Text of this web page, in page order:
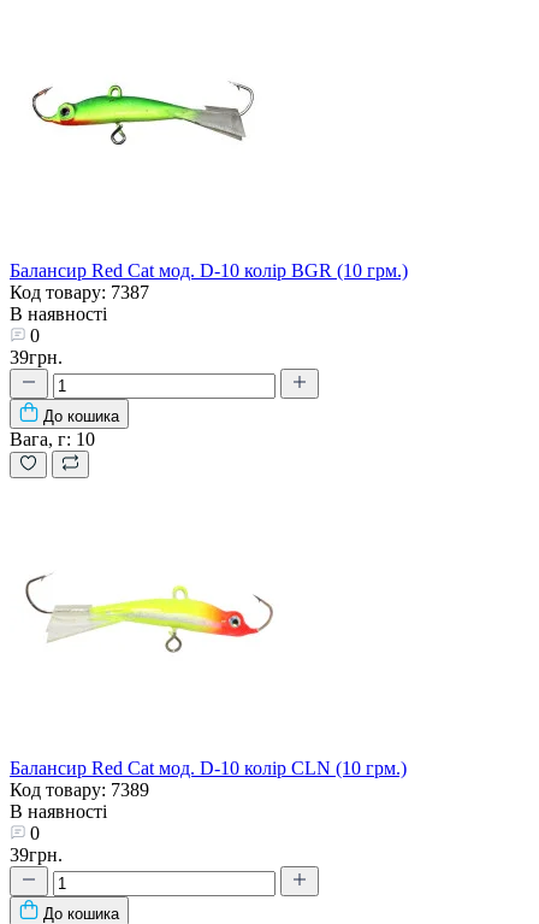
Балансир Red Cat мод. D-10 колір BGR (10 грм.)
Код товару: 7387
В наявності
0
39грн.
До кошика
Вага, г: 10
Балансир Red Cat мод. D-10 колір CLN (10 грм.)
Код товару: 7389
В наявності
0
39грн.
До кошика